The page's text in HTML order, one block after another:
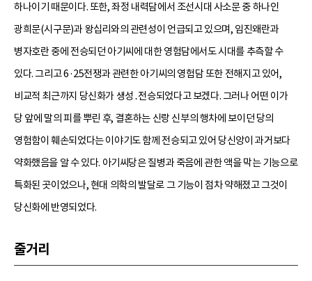
하나이기 때문이다. 또한, 좌정 내력담에서 조선시대 사소문 중 하나인
광희문(시구문)과 왕십리와의 관련성이 언급되고 있으며, 임진왜란과
병자호란 중에 전승되던 아기씨에 대한 영험담에서도 시대를 추측할 수
있다. 그리고 6·25전쟁과 관련한 아기씨의 영험담 또한 전해지고 있어,
비교적 최근까지 당신화가 생성․전승되었다고 보겠다. 그러나 어떤 이가
당 앞에 말의 피를 뿌린 후, 결혼하는 신랑 신부의 행차에 보이던 당의
영험함이 훼손되었다는 이야기도 함께 전승되고 있어 당신앙이 과거보다
약화했음을 알 수 있다. 아기씨당은 질병과 죽음에 관한 액을 막는 기능으로
특화된 곳이었으나, 현대 의학의 발달로 그 기능이 점차 약해졌고 그것이
당신화에 반영되었다.
줄거리